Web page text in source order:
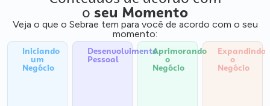
o seu Momento
Veja o que o Sebrae tem para você de acordo com o seu
momento:
Iniciando
um
Negócio
Desenvolvimento
Pessoal
Aprimorando
o
Negócio
Expandindo
o
Negócio